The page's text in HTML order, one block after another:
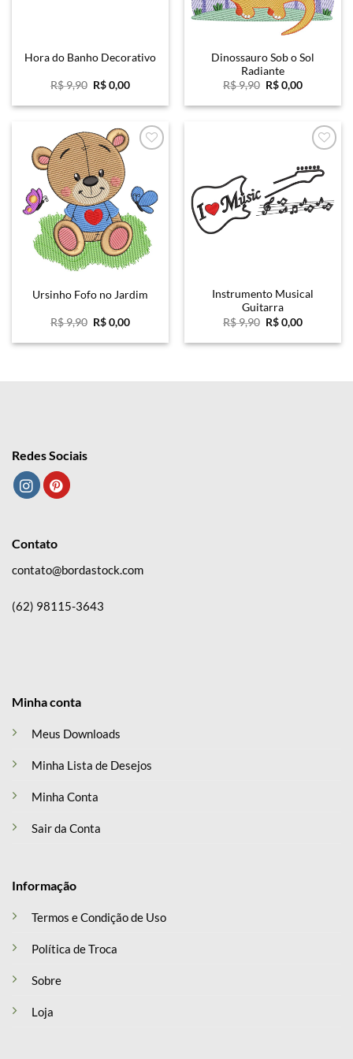
Hora do Banho Decorativo
R$9,90 O
preço
original
R$ 9,90.
R$0,00O
atual
R$ 0,00.
Dinossauro Sob o Sol
Radiante
R$9,90 O
preço
original
R$0,00O
atual
R$ 0,00.
Favoritar
Ursinho Fofo no Jardim
R$9,90 O
preço
original
R$0,00O
atual
Instrumento Musical
Guitarra
R$9,90 O
preço
original
R$0,00O
atual
Redes Sociais
Minha conta
Meus Downloads
Minha Lista de Desejos
Minha Conta
Sair da Conta
Informação
Termos e Condição de Uso
Política de Troca
Sobre
Loja
Contato
contato@bordastock.com
(62) 98115-3643